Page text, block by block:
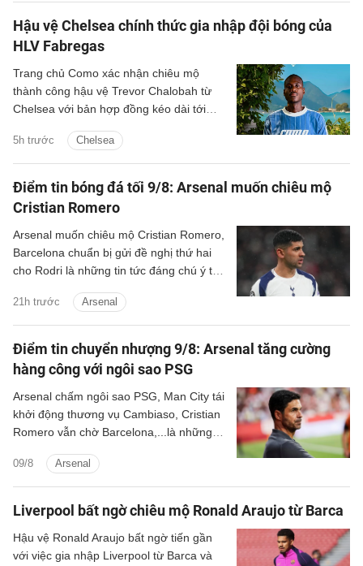
Hậu vệ Chelsea chính thức gia nhập đội bóng của
HLV Fabregas
5h trước Chelsea
Trang chủ Como xác nhận chiêu mộ
thành công hậu vệ Trevor Chalobah từ
Chelsea với bản hợp đồng kéo dài tới
Điểm tin bóng đá tối 9/8: Arsenal muốn chiêu mộ
Cristian Romero
21h trước Arsenal
Arsenal muốn chiêu mộ Cristian Romero,
Barcelona chuẩn bị gửi đề nghị thứ hai
cho Rodri là những tin tức đáng chú ý tối
Điểm tin chuyển nhượng 9/8: Arsenal tăng cường
hàng công với ngôi sao PSG
09/8 Arsenal
Arsenal chấm ngôi sao PSG, Man City tái
khởi động thương vụ Cambiaso, Cristian
Romero vẫn chờ Barcelona,...là những
bóng đá sáng 9/8.
Liverpool bất ngờ chiêu mộ Ronald Araujo từ Barca
Hậu vệ Ronald Araujo bất ngờ tiến gần
với việc gia nhập Liverpool từ Barca và